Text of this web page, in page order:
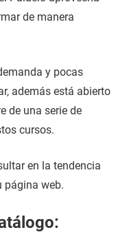
de manera
y pocas
además está abierto
de una serie de
cursos.
en la tendencia
página web.